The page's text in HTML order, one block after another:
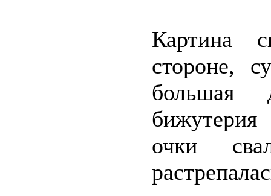
Картина
стороне,
большая
очки